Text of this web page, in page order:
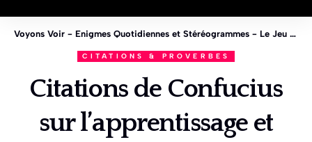
Voyons Voir - Enigmes Quotidiennes et Stéréogrammes - Le Jeu des 1%
CITATIONS & PROVERBES
Citations de Confucius
sur l’apprentissage et